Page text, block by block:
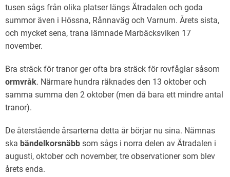
tusen sågs från olika platser längs Ätradalen och goda
summor även i Hössna, Rånnaväg och Varnum. Årets sista,
och mycket sena, trana lämnade Marbäcksviken 17
november.
Bra sträck för tranor ger ofta bra sträck för rovfåglar såsom
ormvråk. Närmare hundra räknades den 13 oktober och
samma summa den 2 oktober (men då bara ett mindre antal
tranor).
De återstående årsarterna detta år börjar nu sina. Nämnas
ska bändelkorsnäbb som sågs i norra delen av Ätradalen i
augusti, oktober och november, tre observationer som blev
årets enda.